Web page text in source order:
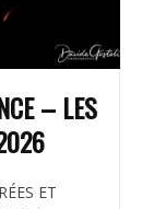
– LES
ET